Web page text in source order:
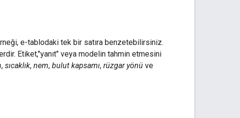
e-tablodaki tek bir satıra benzetebilirsiniz.
Etiket,"yanıt" veya modelin tahmin etmesini
, sıcaklık, nem, bulut kapsamı, rüzgar yönü ve